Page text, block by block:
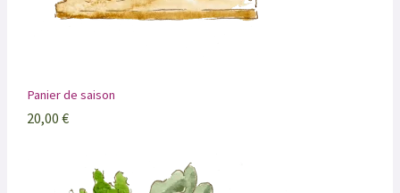
Panier de saison
20,00€